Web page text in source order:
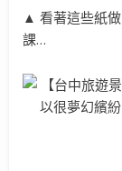
▲ 看著這些紙
課…